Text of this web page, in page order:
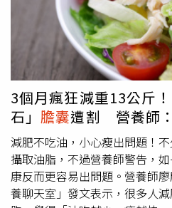
國及大陸等地醫院，最後透過
療機構，同樣手術報價不到
元），費用不到美國的五分之
治療。仲介協助他申請90天觀
後，也協助安裝日常生活所需
服務。整個手術及住院恢復約
他便展開原本規劃的旅行，前
港，讓醫療行程與觀光旅遊一次
近年醫療旅遊熱潮的縮影。隨
上亞洲醫療品質持續提升，越
觀光，希望吸引海外患者，帶
旅遊協會（Medical Tourism
3個月瘋狂減重13公斤
石」膽囊遭割 營養師
減肥不吃油，小心瘦出問題！
攝取油脂，不過營養師警告，
康反而更容易出問題。營養師
養聊天室」發文表示，很多人